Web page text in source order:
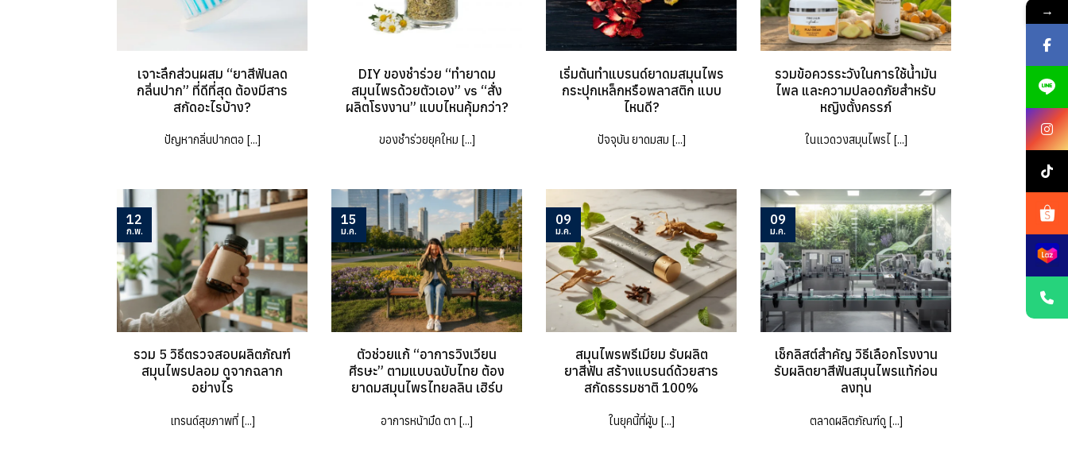
เจาะลึกส่วนผสม “ยาสีฟันลด
กลิ่นปาก” ที่ดีที่สุด ต้องมีสาร
สกัดอะไรบ้าง?
ปัญหากลิ่นปากตอ [...]
DIY ของชำร่วย “ทำยาดม
สมุนไพรด้วยตัวเอง” vs “สั่ง
ผลิตโรงงาน” แบบไหนคุ้มกว่า?
ของชำร่วยยุคใหม [...]
เริ่มต้นทำแบรนด์ยาดมสมุนไพร
กระปุกเหล็กหรือพลาสติก แบบ
ไหนดี?
ปัจจุบัน ยาดมสม [...]
รวมข้อควรระวังในการใช้น้ำมัน
ไพล และความปลอดภัยสำหรับ
หญิงตั้งครรภ์
ในแวดวงสมุนไพรไ [...]
รวม 5 วิธีตรวจสอบผลิตภัณฑ์
สมุนไพรปลอม ดูจากฉลาก
อย่างไร
เทรนด์สุขภาพที่ [...]
12
ก.พ.
ตัวช่วยแก้ “อาการวิงเวียน
ศีรษะ” ตามแบบฉบับไทย ต้อง
ยาดมสมุนไพรไทยลลิน​ เฮิร์บ​
อาการหน้ามืด ตา [...]
15
ม.ค.
สมุนไพรพรีเมียม รับผลิต
ยาสีฟัน สร้างแบรนด์ด้วยสาร
สกัดธรรมชาติ 100%
ในยุคนี้ที่ผู้บ [...]
09
ม.ค.
เช็กลิสต์สำคัญ วิธีเลือกโรงงาน
รับผลิตยาสีฟันสมุนไพรแท้ก่อน
ลงทุน
ตลาดผลิตภัณฑ์ดู [...]
09
ม.ค.
→